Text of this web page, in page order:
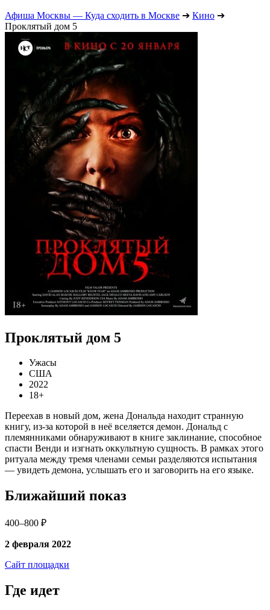
Афиша Москвы — Куда сходить в Москве ➔ Кино ➔
Проклятый дом 5
Проклятый дом 5
Ужасы
США
2022
18+
Переехав в новый дом, жена Дональда находит странную
книгу, из-за которой в неё вселяется демон. Дональд с
племянниками обнаруживают в книге заклинание, способное
спасти Венди и изгнать оккультную сущность. В рамках этого
ритуала между тремя членами семьи разделяются испытания
— увидеть демона, услышать его и заговорить на его языке.
Ближайший показ
400–800 ₽
2 февраля 2022
Сайт площадки
Где идет